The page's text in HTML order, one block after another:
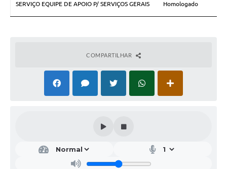
SERVIÇO EQUIPE DE APOIO P/ SERVIÇOS GERAIS Homologado
COMPARTILHAR